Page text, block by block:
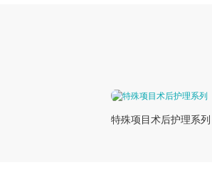
特殊项目术后护理系列